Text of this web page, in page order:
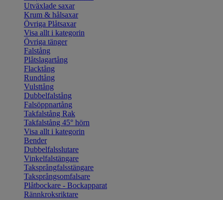
Utväxlade saxar
Krum & hålsaxar
Övriga Plåtsaxar
Visa allt i kategorin
Övriga tänger
Falstång
Plåtslagartång
Flacktång
Rundtång
Vulsttång
Dubbelfalstång
Falsöppnartång
Takfalstång Rak
Takfalstång 45° hörn
Visa allt i kategorin
Bender
Dubbelfalsslutare
Vinkelfalstängare
Taksprångfalsstängare
Taksprångsomfalsare
Plåtbockare - Bockapparat
Rännkroksriktare